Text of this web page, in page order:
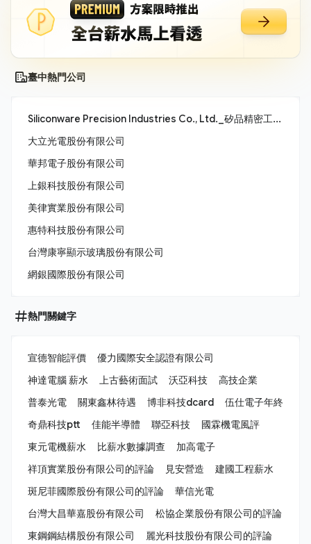
臺中熱門公司
Siliconware Precision Industries Co., Ltd._矽品精密工業股份有限公司
大立光電股份有限公司
華邦電子股份有限公司
上銀科技股份有限公司
美律實業股份有限公司
惠特科技股份有限公司
台灣康寧顯示玻璃股份有限公司
網銀國際股份有限公司
熱門關鍵字
宣德智能評價
優力國際安全認證有限公司
神達電腦 薪水
上古藝術面試 沃亞科技
高技企業
普泰光電
關東鑫林待遇 博非科技dcard
伍仕電子年終
奇鼎科技ptt
佳能半導體 聯亞科技
國霖機電風評
東元電機薪水
比薪水數據調查
加高電子
祥頂實業股份有限公司的評論
見安營造
建國工程薪水
斑尼菲國際股份有限公司的評論
華信光電
台灣大昌華嘉股份有限公司
松協企業股份有限公司的評論
東鋼鋼結構股份有限公司
麗光科技股份有限公司的評論